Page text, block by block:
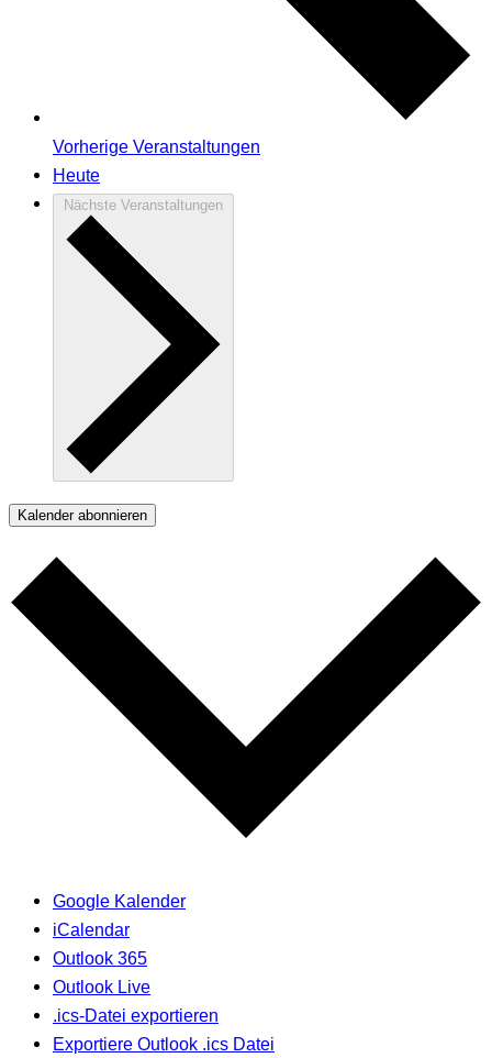
Vorherige Veranstaltungen
Heute
Nächste Veranstaltungen
Kalender abonnieren
Google Kalender
iCalendar
Outlook 365
Outlook Live
.ics-Datei exportieren
Exportiere Outlook .ics Datei